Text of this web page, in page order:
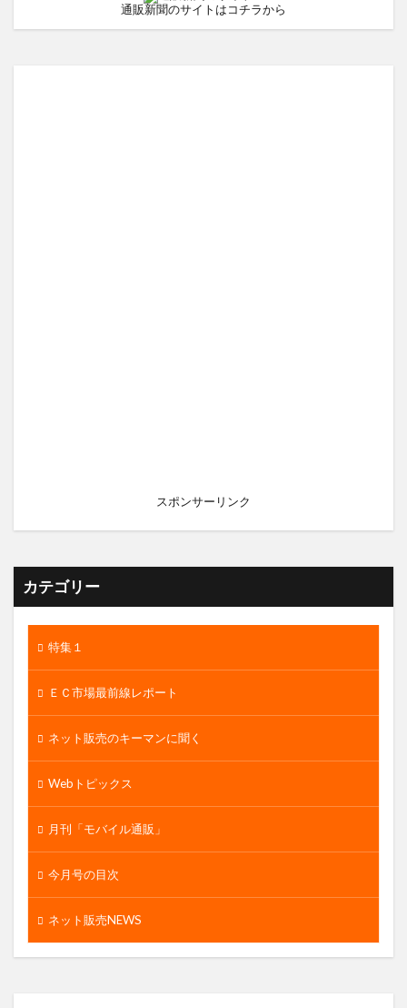
通販新聞のサイトはコチラから
スポンサーリンク
カテゴリー
特集１
ＥＣ市場最前線レポート
ネット販売のキーマンに聞く
Webトピックス
月刊「モバイル通販」
今月号の目次
ネット販売NEWS